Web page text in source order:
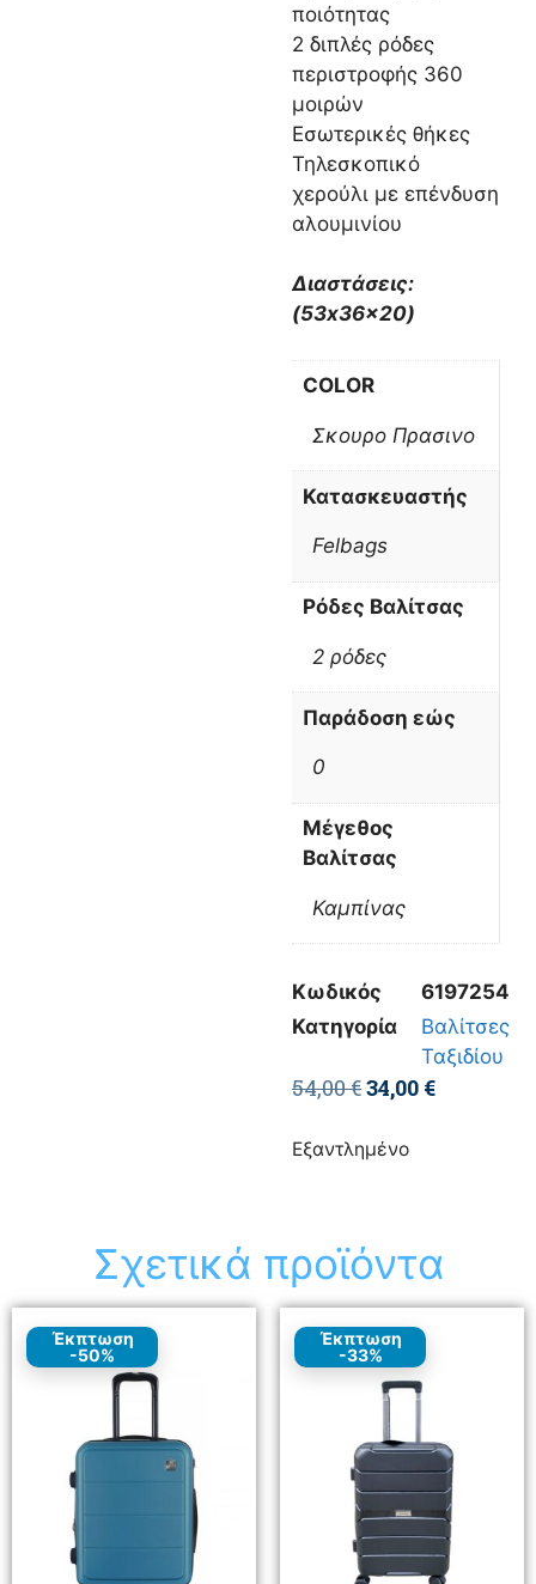
ποιότητας
2 διπλές ρόδες
περιστροφής 360
μοιρών
Εσωτερικές θήκες
Τηλεσκοπικό
χερούλι με επένδυση
αλουμινίου
Διαστάσεις:
(53x36x20)
COLOR
Σκουρο Πρασινο
Κατασκευαστής
Felbags
Ρόδες Βαλίτσας
2 ρόδες
Παράδοση εώς
0
Μέγεθος
Βαλίτσας
Καμπίνας
Κωδικός
6197254
Κατηγορία
Βαλίτσες
Ταξιδίου
54,00€34,00 €
Εξαντλημένο
Σχετικά προϊόντα
Έκπτωση
-50%
Έκπτωση
-33%